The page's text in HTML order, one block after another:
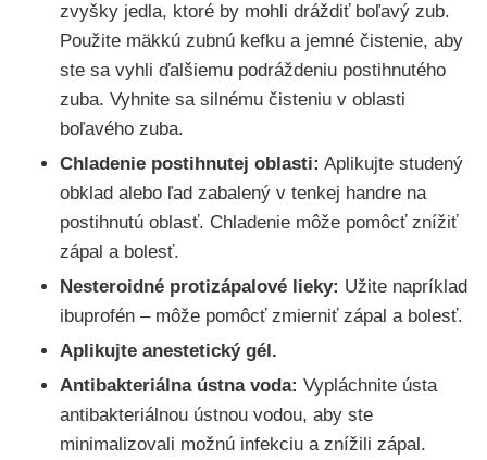
zvyšky jedla, ktoré by mohli dráždiť boľavý zub.
Použite mäkkú zubnú kefku a jemné čistenie, aby
ste sa vyhli ďalšiemu podráždeniu postihnutého
zuba. Vyhnite sa silnému čisteniu v oblasti
boľavého zuba.
Chladenie postihnutej oblasti: Aplikujte studený
obklad alebo ľad zabalený v tenkej handre na
postihnutú oblasť. Chladenie môže pomôcť znížiť
zápal a bolesť.
Nesteroidné protizápalové lieky: Užite napríklad
ibuprofén – môže pomôcť zmierniť zápal a bolesť.
Aplikujte anestetický gél .
Antibakteriálna ústna voda: Vypláchnite ústa
antibakteriálnou ústnou vodou, aby ste
minimalizovali možnú infekciu a znížili zápal.